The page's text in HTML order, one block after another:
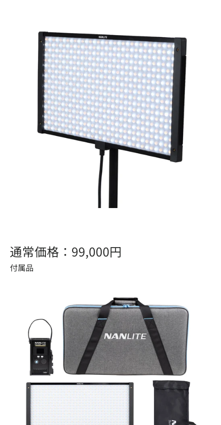
通常価格：99,000円
付属品